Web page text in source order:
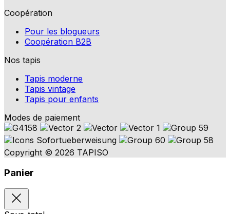
Coopération
Pour les blogueurs
Coopération B2B
Nos tapis
Tapis moderne
Tapis vintage
Tapis pour enfants
Modes de paiement
Copyright © 2026 TAPISO
Panier